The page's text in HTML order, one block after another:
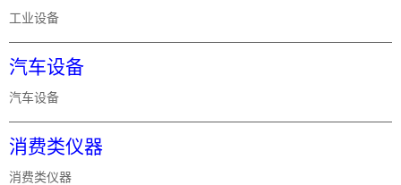
工业设备
汽车设备
汽车设备
消费类仪器
消费类仪器